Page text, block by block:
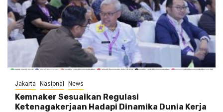
Jakarta Nasional News
Kemnaker Sesuaikan Regulasi
Ketenagakerjaan Hadapi Dinamika Dunia Kerja